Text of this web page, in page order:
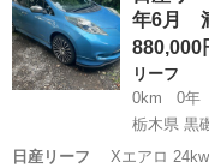
年6月
880,000
リーフ
0km
0年
栃木県 黒
日産リーフ
Xエア